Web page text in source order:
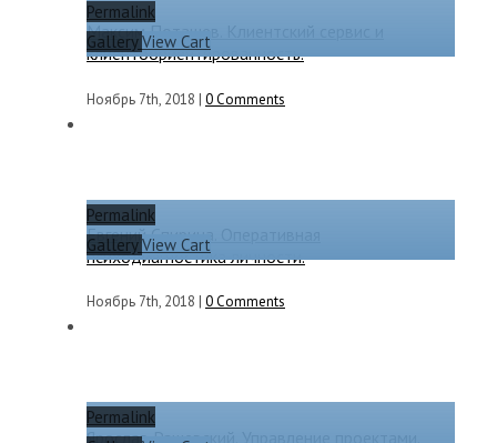
Permalink
GalleryView Cart
Максим Поташев. Клиентский сервис и
клиентоориентированность.
Ноябрь 7th, 2018 | 0 Comments
Permalink
GalleryView Cart
Евгений Спирица. Оперативная
психодиагностика личности.
Ноябрь 7th, 2018 | 0 Comments
Permalink
Ярослав Рашевский. Управление проектами.